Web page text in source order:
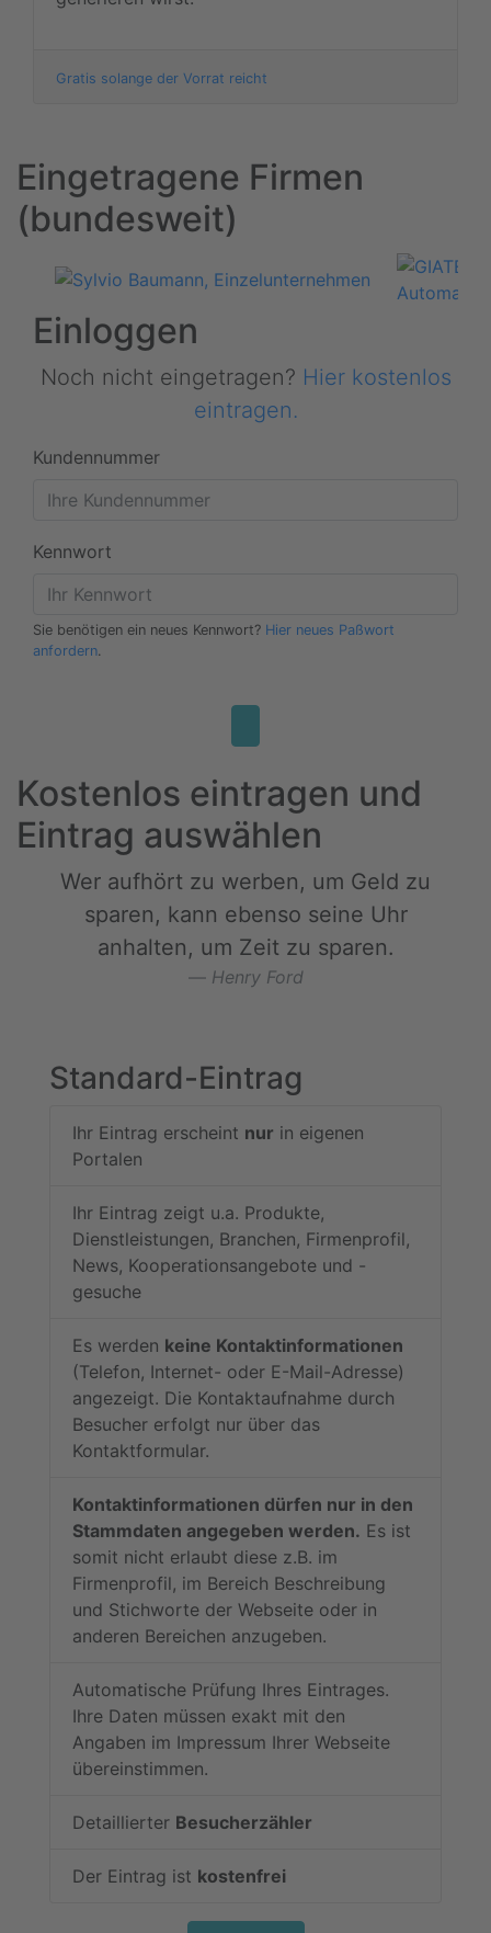
Gratis solange der Vorrat reicht
Eingetragene Firmen
(bundesweit)
Einloggen
Noch nicht eingetragen? Hier kostenlos
eintragen.
Kundennummer
Kennwort
Sie benötigen ein neues Kennwort? Hier neues Paßwort
anfordern.
Kostenlos eintragen und
Eintrag auswählen
Wer aufhört zu werben, um Geld zu
sparen, kann ebenso seine Uhr
anhalten, um Zeit zu sparen.
Henry Ford
Standard-Eintrag
Ihr Eintrag erscheint nur in eigenen
Portalen
Ihr Eintrag zeigt u.a. Produkte,
Dienstleistungen, Branchen, Firmenprofil,
News, Kooperationsangebote und -
gesuche
Es werden keine Kontaktinformationen
(Telefon, Internet- oder E-Mail-Adresse)
angezeigt. Die Kontaktaufnahme durch
Besucher erfolgt nur über das
Kontaktformular.
Kontaktinformationen dürfen nur in den
Stammdaten angegeben werden. Es ist
somit nicht erlaubt diese z.B. im
Firmenprofil, im Bereich Beschreibung
und Stichworte der Webseite oder in
anderen Bereichen anzugeben.
Automatische Prüfung Ihres Eintrages.
Ihre Daten müssen exakt mit den
Angaben im Impressum Ihrer Webseite
übereinstimmen.
Detaillierter Besucherzähler
Der Eintrag ist kostenfrei